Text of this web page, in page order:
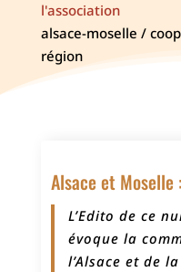
l'association
alsace-moselle /
région
Alsace et
L’Edito de ce
évoque la
l’Alsace et de